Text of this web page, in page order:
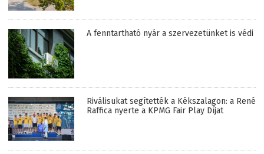
A fenntartható nyár a szervezetünket is védi
Riválisukat segítették a Kékszalagon: a René
Raffica nyerte a KPMG Fair Play Díjat